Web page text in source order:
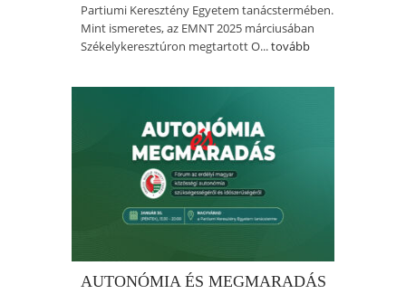
Partiumi Keresztény Egyetem tanácstermében.
Mint ismeretes, az EMNT 2025 márciusában
Székelykeresztúron megtartott O...tovább
AUTONÓMIA ÉS MEGMARADÁS